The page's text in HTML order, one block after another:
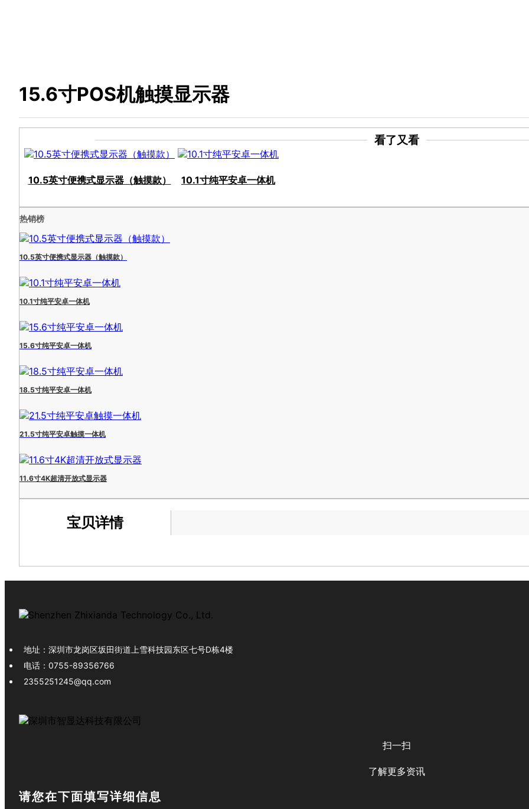
15.6寸POS机触摸显示器
看了又看
10.5英寸便携式显示器（触摸款） 10.1寸纯平安卓一体机
热销榜
10.5英寸便携式显示器（触摸款）
10.1寸纯平安卓一体机
15.6寸纯平安卓一体机
18.5寸纯平安卓一体机
21.5寸纯平安卓触摸一体机
11.6寸4K超清开放式显示器
宝贝详情
地址： 深圳市龙岗区坂田街道上雪科技园东区七号D栋4楼
电话： 0755-89356766
2355251245@qq.com
扫一扫
了解更多资讯
请您在下面填写详细信息